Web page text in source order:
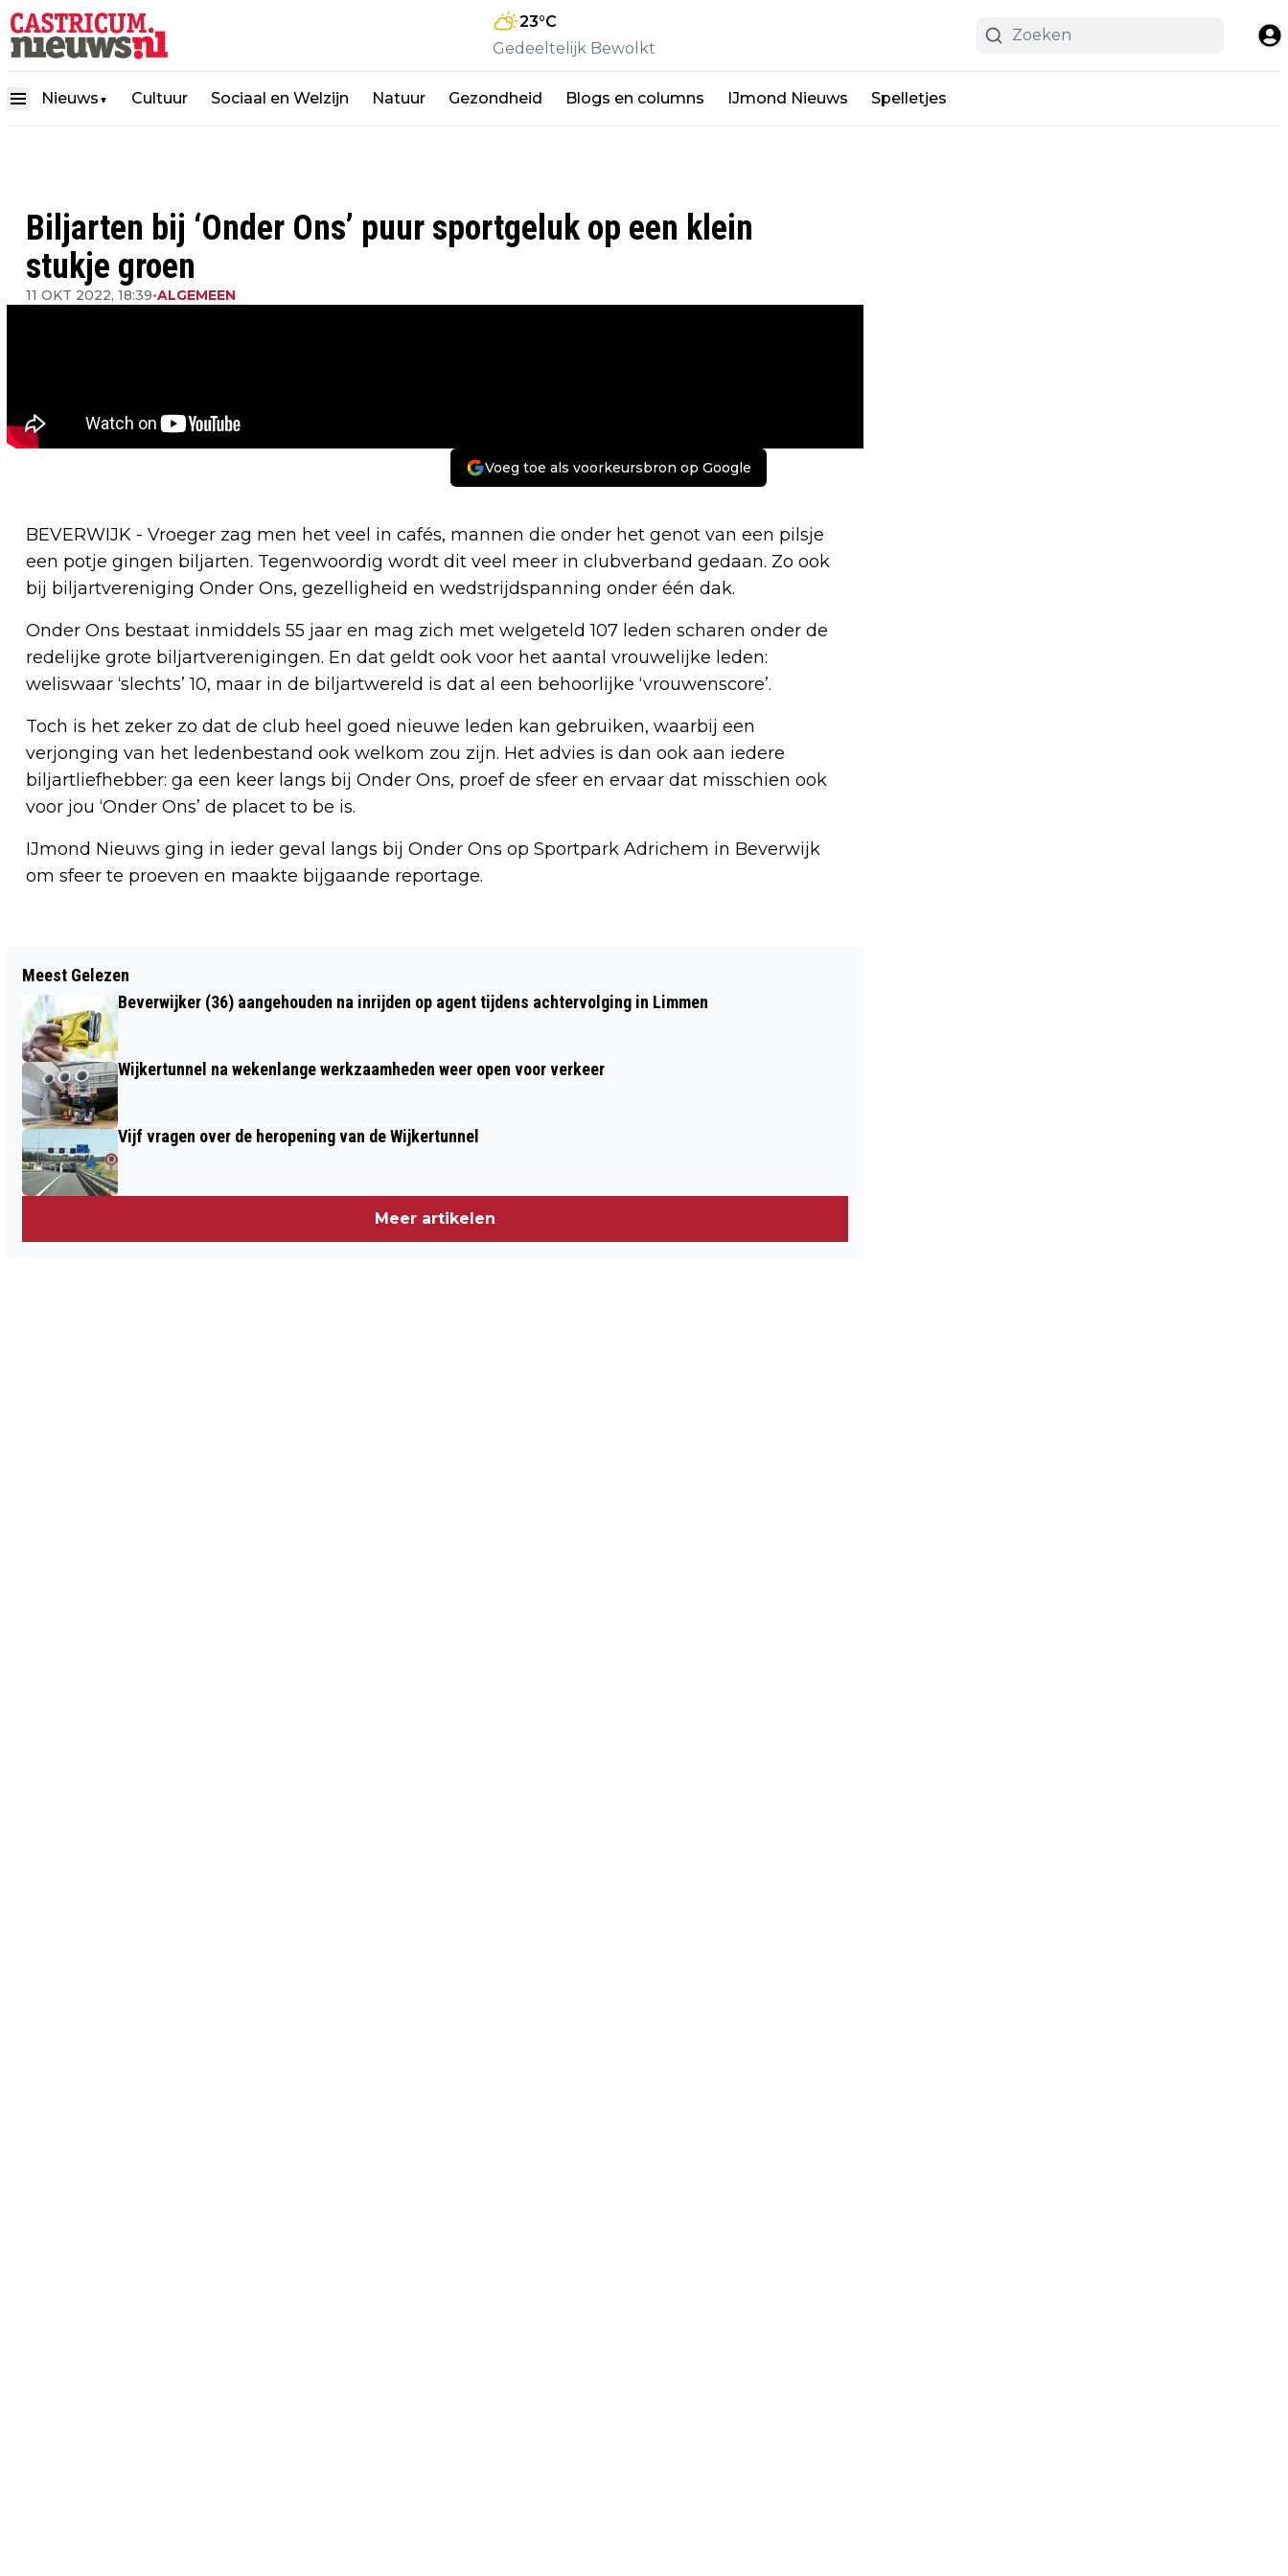
23°C
Gedeeltelijk Bewolkt
Nieuws ▼ Cultuur Sociaal en Welzijn Natuur Gezondheid Blogs en columns IJmond Nieuws Spelletjes
Biljarten bij ‘Onder Ons’ puur sportgeluk op een klein
stukje groen
11 OKT 2022, 18:39•ALGEMEEN
Voeg toe als voorkeursbron op Google
BEVERWIJK - Vroeger zag men het veel in cafés, mannen die onder het genot van een pilsje
een potje gingen biljarten. Tegenwoordig wordt dit veel meer in clubverband gedaan. Zo ook
bij biljartvereniging Onder Ons, gezelligheid en wedstrijdspanning onder één dak.
Onder Ons bestaat inmiddels 55 jaar en mag zich met welgeteld 107 leden scharen onder de
redelijke grote biljartverenigingen. En dat geldt ook voor het aantal vrouwelijke leden:
weliswaar ‘slechts’ 10, maar in de biljartwereld is dat al een behoorlijke ‘vrouwenscore’.
Toch is het zeker zo dat de club heel goed nieuwe leden kan gebruiken, waarbij een
verjonging van het ledenbestand ook welkom zou zijn. Het advies is dan ook aan iedere
biljartliefhebber: ga een keer langs bij Onder Ons, proef de sfeer en ervaar dat misschien ook
voor jou ‘Onder Ons’ de placet to be is.
IJmond Nieuws ging in ieder geval langs bij Onder Ons op Sportpark Adrichem in Beverwijk
om sfeer te proeven en maakte bijgaande reportage.
BOSW8ER IN DE KLAS – AFLEVERING 2:
PADDENSTOELEN
SCHOORL WEET ER ALLES VAN!
Meest Gelezen
Beverwijker (36) aangehouden na inrijden op agent tijdens achtervolging in Limmen
Wijkertunnel na wekenlange werkzaamheden weer open voor verkeer
Vijf vragen over de heropening van de Wijkertunnel
Meer artikelen